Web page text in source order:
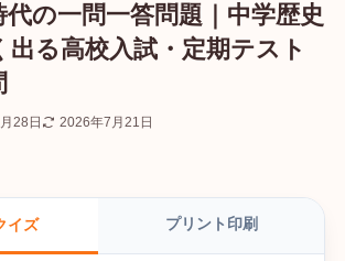
代の一問一答問題｜中学歴史
出る高校入試・定期テスト
28日 2026年7月21日
イズ プリント印刷